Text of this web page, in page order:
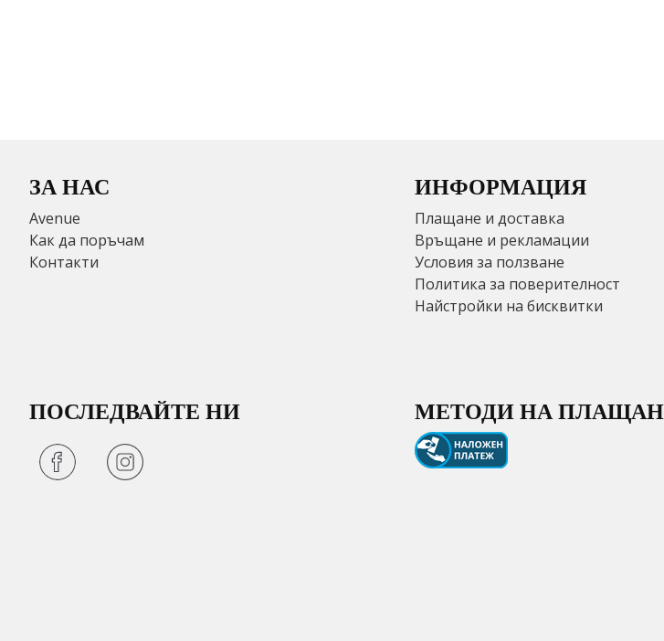
ЗА НАС
Avenue
Как да поръчам
Контакти
ИНФОРМАЦИЯ
Плащане и доставка
Връщане и рекламации
Условия за ползване
Политика за поверителност
Найстройки на бисквитки
ПОСЛЕДВАЙТЕ НИ МЕТОДИ НА